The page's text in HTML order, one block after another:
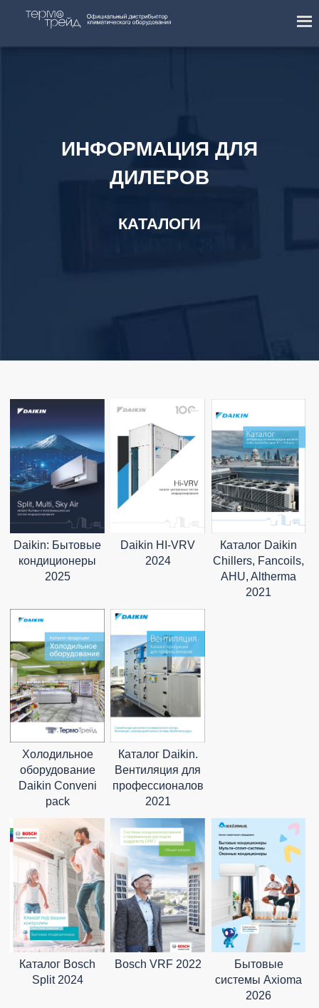
ИНФОРМАЦИЯ ДЛЯ
ДИЛЕРОВ
КАТАЛОГИ
Daikin: Бытовые
кондиционеры
2025
Daikin HI-VRV
2024
Каталог Daikin
Chillers, Fancoils,
AHU, Altherma
2021
Холодильное
оборудование
Daikin Conveni
pack
Каталог Daikin.
Вентиляция для
профессионалов
2021
Каталог Bosch
Split 2024
Bosch VRF 2022
Бытовые
системы Axioma
2026